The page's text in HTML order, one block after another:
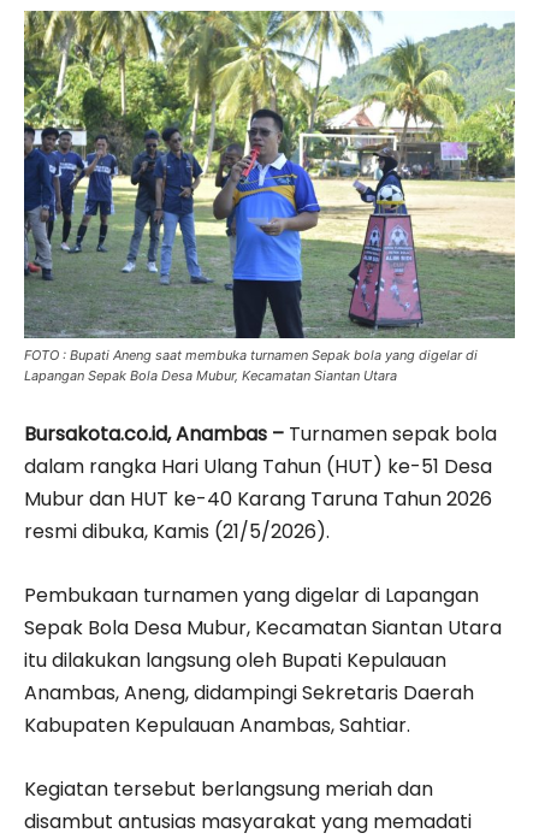
FOTO : Bupati Aneng saat membuka turnamen Sepak bola yang digelar di
Lapangan Sepak Bola Desa Mubur, Kecamatan Siantan Utara
Bursakota.co.id, Anambas – Turnamen sepak bola
dalam rangka Hari Ulang Tahun (HUT) ke-51 Desa
Mubur dan HUT ke-40 Karang Taruna Tahun 2026
resmi dibuka, Kamis (21/5/2026).
Pembukaan turnamen yang digelar di Lapangan
Sepak Bola Desa Mubur, Kecamatan Siantan Utara
itu dilakukan langsung oleh Bupati Kepulauan
Anambas, Aneng, didampingi Sekretaris Daerah
Kabupaten Kepulauan Anambas, Sahtiar.
Kegiatan tersebut berlangsung meriah dan
disambut antusias masyarakat yang memadati